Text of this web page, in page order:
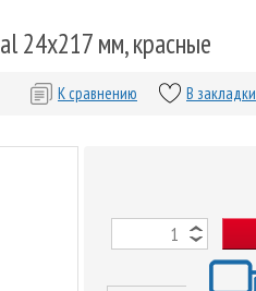
24х217 мм, красные
В закладки
К сравнению